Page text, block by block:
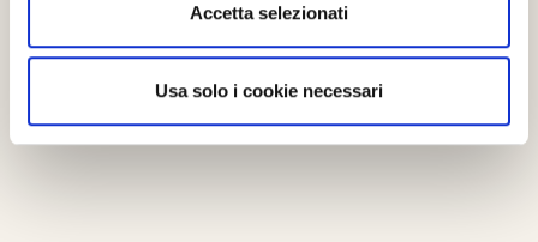
Accetta selezionati
Usa solo i cookie necessari